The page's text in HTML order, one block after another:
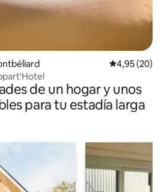
Calificación
4,95 (20)
de un hogar y unos
para tu estadía larga